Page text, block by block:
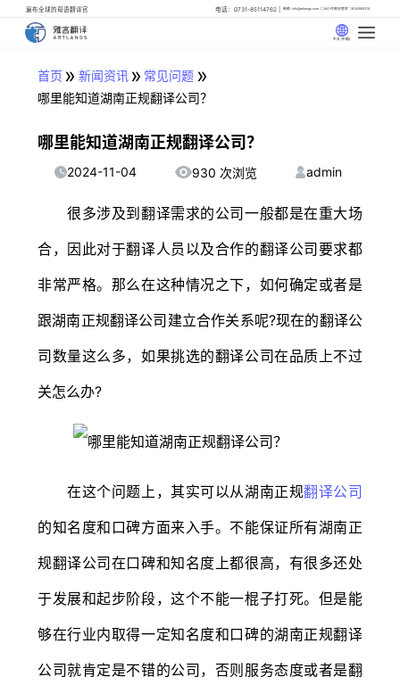
遍布全球的母语翻译官 电话：0731-85114762 邮箱: info@artlangs.com 24小时翻译管家: 18142666316
中文 (中国)
首页 » 新闻资讯» 常见问题 »
哪里能知道湖南正规翻译公司？
哪里能知道湖南正规翻译公司？
2024-11-04 930 次浏览 admin
很多涉及到翻译需求的公司一般都是在重大场
合，因此对于翻译人员以及合作的翻译公司要求都
非常严格。那么在这种情况之下，如何确定或者是
跟湖南正规翻译公司建立合作关系呢?现在的翻译公
司数量这么多，如果挑选的翻译公司在品质上不过
关怎么办?
在这个问题上，其实可以从湖南正规翻译公司
的知名度和口碑方面来入手。不能保证所有湖南正
规翻译公司在口碑和知名度上都很高，有很多还处
于发展和起步阶段，这个不能一棍子打死。但是能
够在行业内取得一定知名度和口碑的湖南正规翻译
公司就肯定是不错的公司，否则服务态度或者是翻